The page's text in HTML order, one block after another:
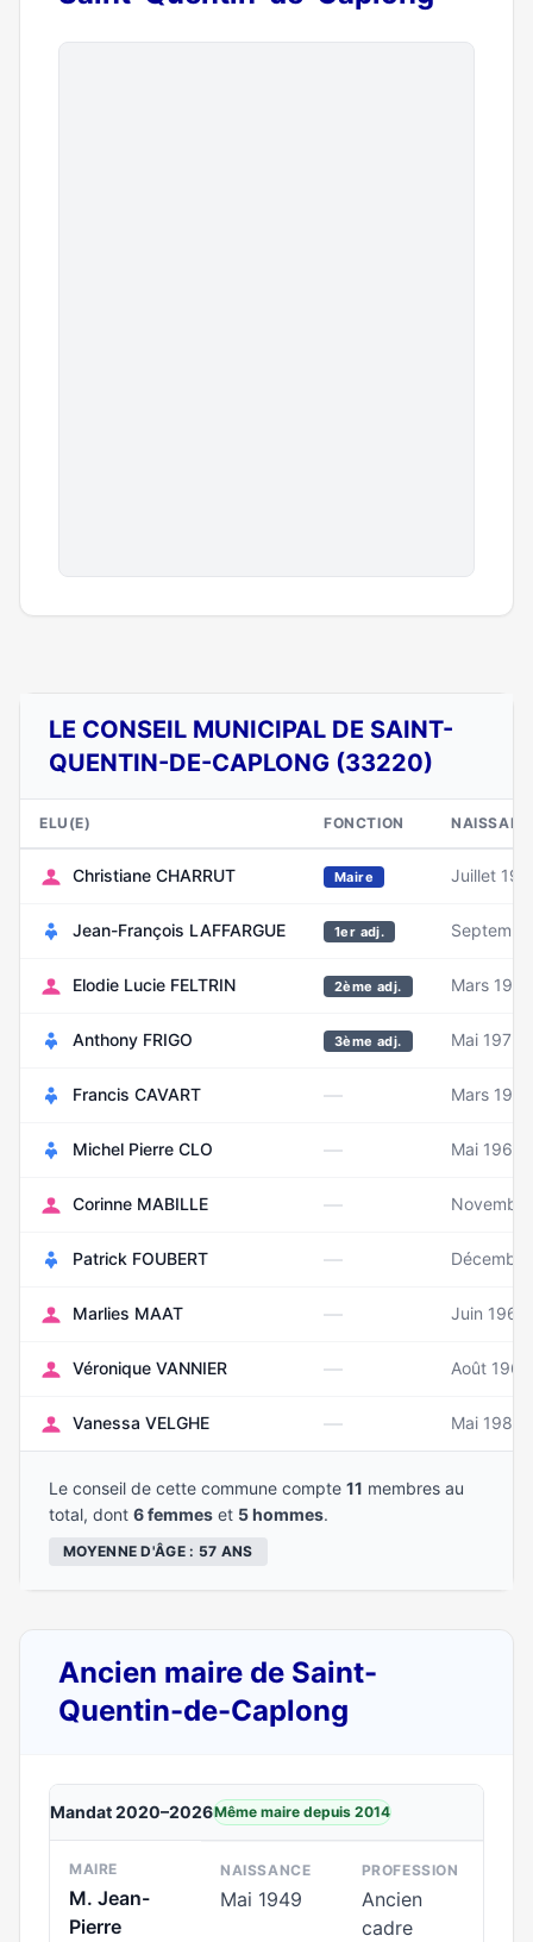
LE CONSEIL MUNICIPAL DE SAINT-
QUENTIN-DE-CAPLONG (33220)
ELU(E) FONCTION
Christiane CHARRUT Maire Juillet
Jean-François LAFFARGUE 1er adj.
Elodie Lucie FELTRIN 2ème adj. Mars 1995
Anthony FRIGO 3ème adj. Mai 1973
Francis CAVART — Mars 1956
Michel Pierre CLO — Mai 1961
Corinne MABILLE —
Patrick FOUBERT —
Marlies MAAT — Juin 1963
Véronique VANNIER — Août 1965
Vanessa VELGHE — Mai 1984
Le conseil de cette commune compte 11 membres au
total, dont 6 femmes et 5 hommes.
MOYENNE D'ÂGE : 57 ANS
Ancien maire de Saint-
Quentin-de-Caplong
Mandat 2020–2026Même maire depuis 2014
MAIRE
M. Jean-
Pierre
NAISSANCE
Mai 1949
PROFESSION
Ancien
cadre